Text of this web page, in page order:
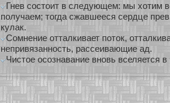
Гнев состоит в следующем: мы хотим
получаем; тогда сжавшееся сердце
кулак.
Сомнение отталкивает поток,
непривязанность, рассеивающие ад.
Чистое осознавание вновь вселяется